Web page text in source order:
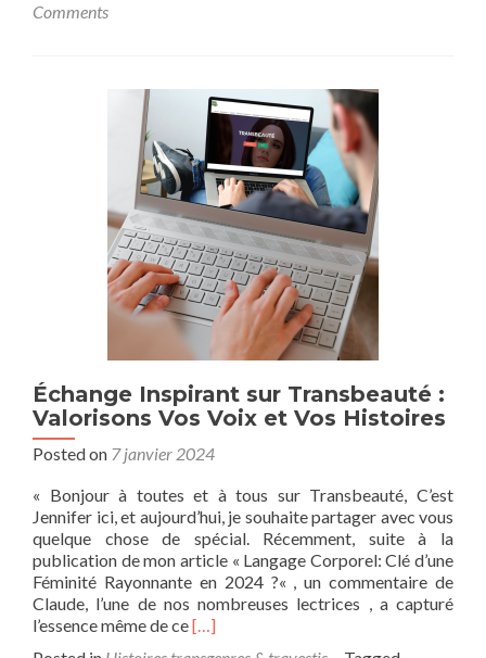
et
d’équilibre
Comments
Échange Inspirant sur Transbeauté :
Valorisons Vos Voix et Vos Histoires
Posted on 7 janvier 2024
« Bonjour à toutes et à tous sur Transbeauté, C’est
Jennifer ici, et aujourd’hui, je souhaite partager avec vous
quelque chose de spécial. Récemment, suite à la
publication de mon article « Langage Corporel: Clé d’une
Féminité Rayonnante en 2024 ?« , un commentaire de
Claude, l’une de nos nombreuses lectrices , a capturé
l’essence même de ceRead
[…]